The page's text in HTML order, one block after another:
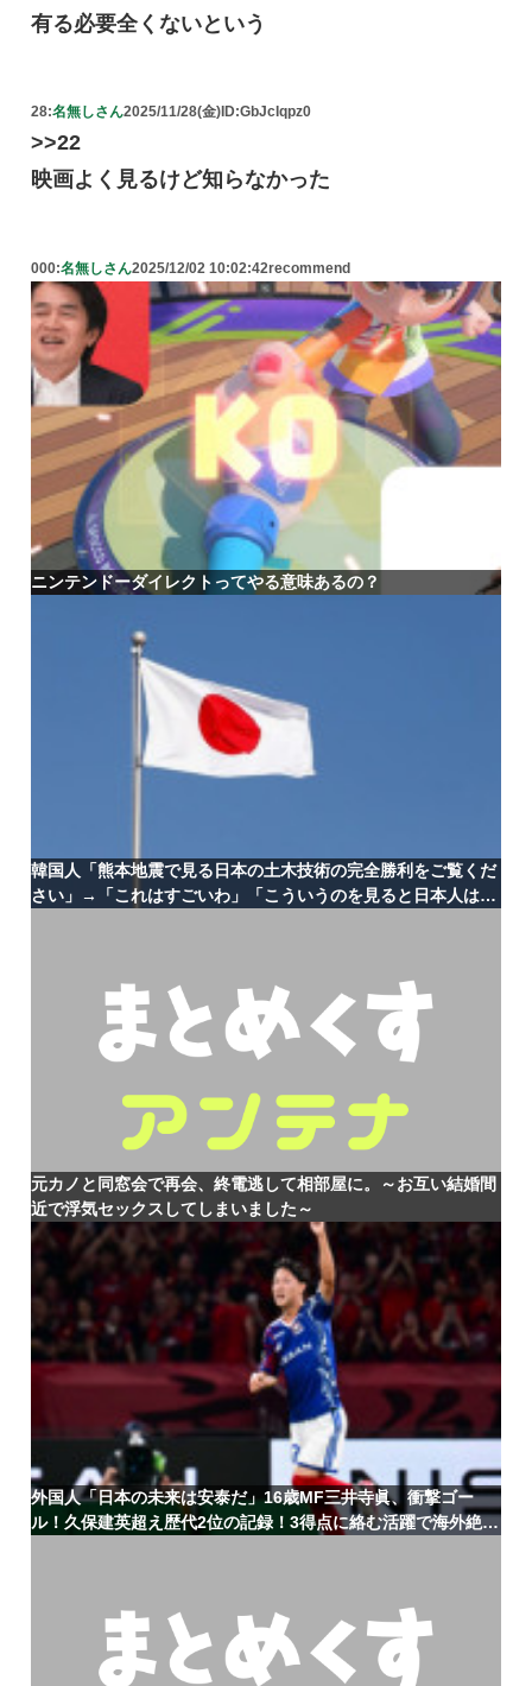
有る必要全くないという
28:名無しさん2025/11/28(金) ID:GbJcIqpz0
>>22
映画よく見るけど知らなかった
000:名無しさん2025/12/02 10:02:42recommend
ニンテンドーダイレクトってやる意味あるの？
韓国人「熊本地震で見る日本の土木技術の完全勝利をご覧くだ
さい」→「これはすごいわ」「こういうのを見ると日本人は何
元カノと同窓会で再会、終電逃して相部屋に。～お互い結婚間
近で浮気セックスしてしまいました～
外国人「日本の未来は安泰だ」16歳MF三井寺眞、衝撃ゴー
ル！久保建英超え歴代2位の記録！3得点に絡む活躍で海外絶